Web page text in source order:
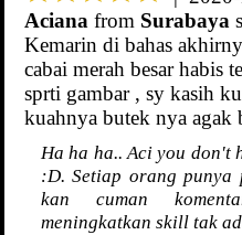
Aciana from Surabaya
Kemarin di bahas
cabai merah besar habis
sprti gambar , sy kasih
kuahnya butek nya agak
Ha ha ha.. Aci you don't
:D. Setiap orang punya
kan cuman
meningkatkan skill tak